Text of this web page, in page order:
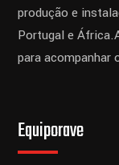
produção e
Portugal e África.
para
Equiporave